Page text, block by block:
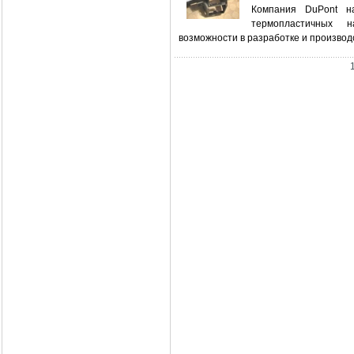
Компания DuPont
термопластичных
возможности в разработке и